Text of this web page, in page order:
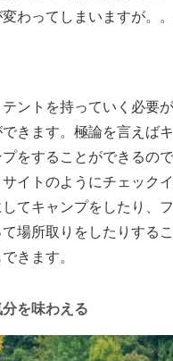
わってしまいますが。。
ントを持っていく必要が
きます。極論を言えば
をすることができるの
イトのようにチェック
てキャンプをしたり、
場所取りをしたりする
きます。
を味わえる